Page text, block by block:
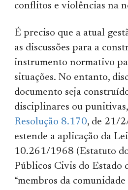
conflitos e violências na
É preciso que a atual
as discussões para a
instrumento normativo
situações. No entanto,
documento seja
disciplinares ou
Resolução 8.170, de 21/
estende a aplicação da
10.261/1968 (Estatuto
Públicos Civis do Estado
“membros da